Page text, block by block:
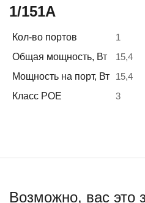
1/151A
Кол-во портов
1
Общая мощность, Вт
15,4
Мощность на порт, Вт
15,4
Класс POE
3
Возможно, вас это